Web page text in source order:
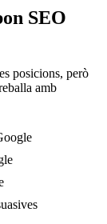
SEO
posicions, però
amb